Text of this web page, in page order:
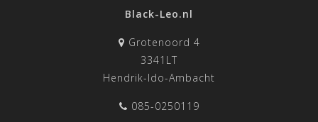
Black-Leo.nl
Grotenoord 4
3341LT
Hendrik-Ido-Ambacht
085-0250119